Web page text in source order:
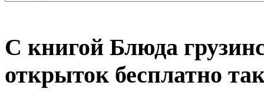
С книгой Блюда
открыток бесплатно